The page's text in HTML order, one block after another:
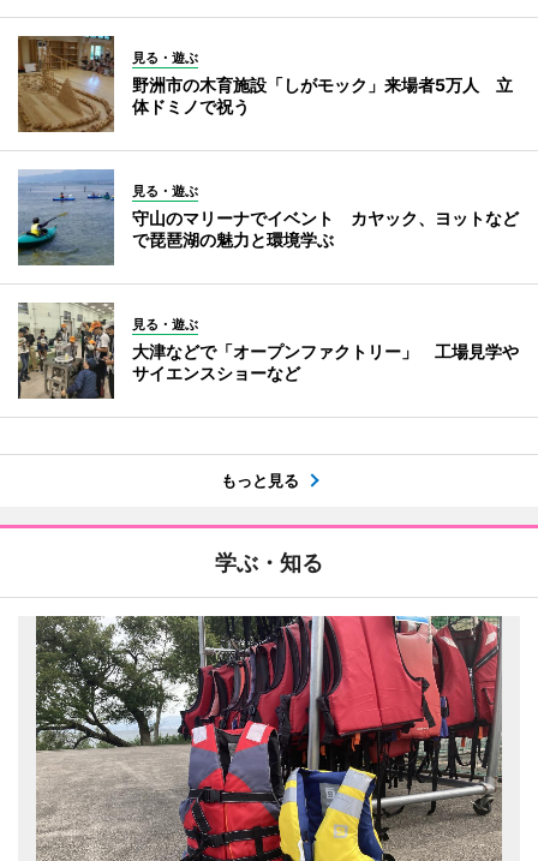
見る・遊ぶ
野洲市の木育施設「しがモック」来場者5万人 立
体ドミノで祝う
見る・遊ぶ
守山のマリーナでイベント カヤック、ヨットなど
で琵琶湖の魅力と環境学ぶ
見る・遊ぶ
大津などで「オープンファクトリー」 工場見学や
サイエンスショーなど
もっと見る
学ぶ・知る